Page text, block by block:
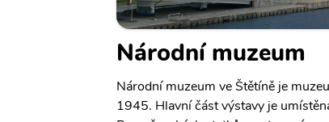
Národní muzeum
Národní muzeum ve Štětíně je
1945. Hlavní část výstavy je